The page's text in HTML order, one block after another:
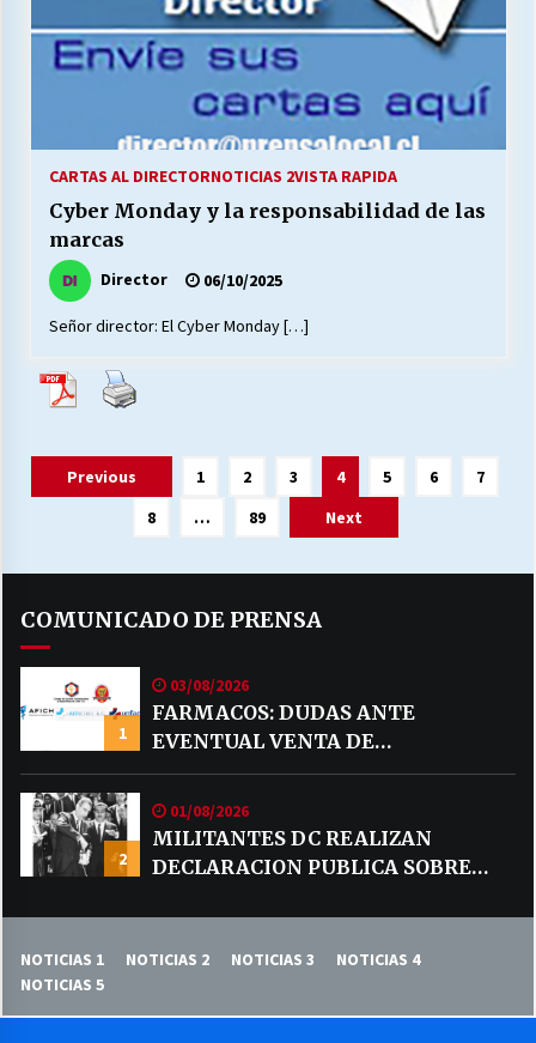
CARTAS AL DIRECTORNOTICIAS 2VISTA RAPIDA
Cyber Monday y la responsabilidad de las
marcas
Director 06/10/2025
Señor director: El Cyber Monday […]
Paginación
Previous 1 2 3 4 5 6
7
8
… 89 Next
COMUNICADO DE PRENSA
1
03/08/2026
FARMACOS: DUDAS ANTE
EVENTUAL VENTA DE
MEDICAMENTOS POR MERCADO
LIBRE
2
01/08/2026
MILITANTES DC REALIZAN
DECLARACION PUBLICA SOBRE
NOTICIAS 1 NOTICIAS 2 NOTICIAS 3
NOTICIAS 4
NOTICIAS 5